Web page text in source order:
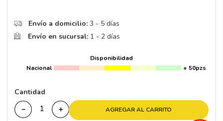
Envío a domicilio: 3 - 5 días
Envío en sucursal: 1 - 2 días
Disponibilidad
Nacional
+ 50pzs
Cantidad
＋
－ AGREGAR AL CARRITO